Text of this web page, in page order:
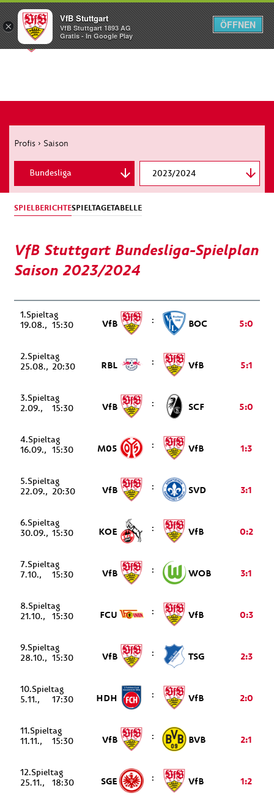
Menü
Profis › Saison
2023/2024
Bundesliga
DFB-Pokal
SPIELBERICHTESPIELTAGETABELLE
VfB Stuttgart Bundesliga-Spielplan
Saison 2023/2024
1.
19.08.
15:30 VfB : BOC 5:0
2.
25.08.
20:30 RBL : VfB 5:1
3.
2.09.
15:30 VfB : SCF 5:0
4.
16.09.
15:30 M05 : VfB 1:3
5.
22.09.
20:30 VfB : SVD 3:1
6.
30.09. 15:30 KOE : VfB 0:2
7.
7.10.
15:30 VfB : WOB 3:1
8.
21.10.
15:30 FCU : VfB 0:3
9.
28.10.
15:30 VfB : TSG 2:3
10.
5.11.
17:30 HDH : VfB 2:0
11.
11.11.
15:30 VfB : BVB 2:1
12.
25.11.
18:30 SGE : VfB 1:2
×
VfB Stuttgart
VfB Stuttgart 1893 AG
Gratis - In Google Play
ÖFFNEN